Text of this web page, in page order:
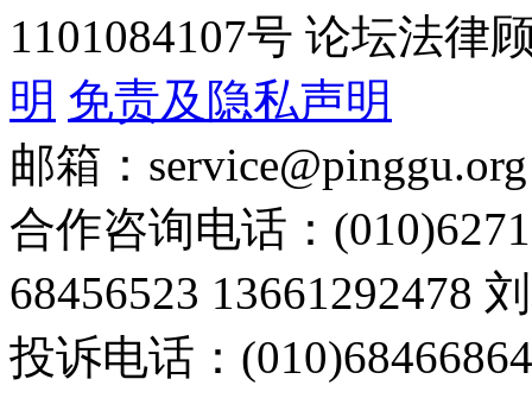
1101084107号 论坛法律
明 免责及隐私声明
邮箱：service@pinggu.org
合作咨询电话：
68456523 13661292478
投诉电话：